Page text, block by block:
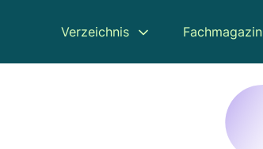
Verzeichnis Fachmagazin